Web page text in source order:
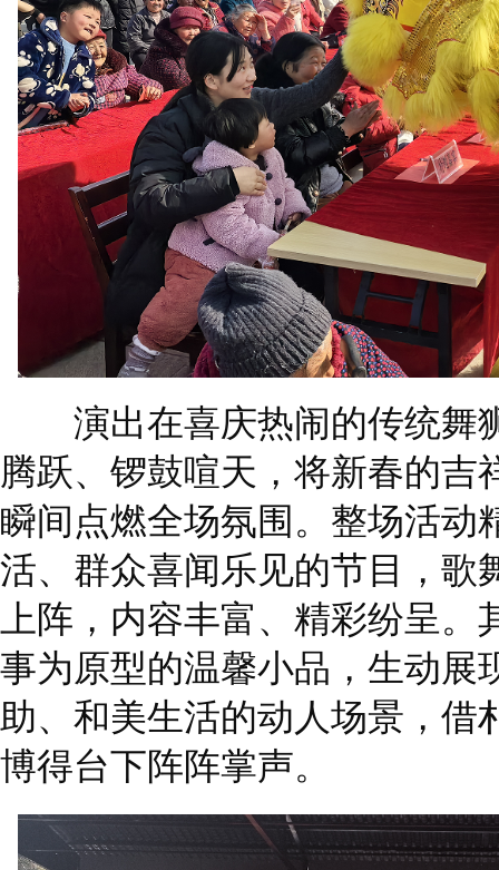
演出在喜庆热闹的传统舞
腾跃、锣鼓喧天，将新春的吉
瞬间点燃全场氛围。整场活动
活、群众喜闻乐见的节目，歌
上阵，内容丰富、精彩纷呈
事为原型的温馨小品，生动展
助、和美生活的动人场景，借
博得台下阵阵掌声。